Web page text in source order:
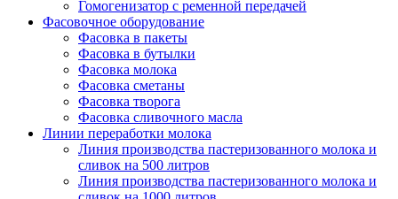
Гомогенизатор с ременной передачей
Фасовочное оборудование
Фасовка в пакеты
Фасовка в бутылки
Фасовка молока
Фасовка сметаны
Фасовка творога
Фасовка сливочного масла
Линии переработки молока
Линия производства пастеризованного молока и
сливок на 500 литров
Линия производства пастеризованного молока и